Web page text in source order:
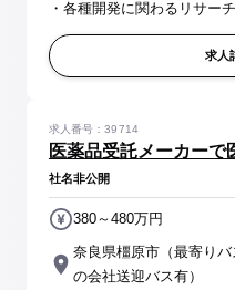
・各種開発に関わるリサー
フォーマンステストなど）
発（デザイン...
求人
医薬品受託メーカーで
求人番号：39714
社名非公開
奈良県橿原市（最寄り
の会社送迎バス有）
380～480万円